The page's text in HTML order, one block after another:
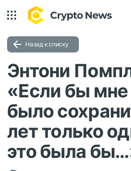
Назад к списку
Энтони
«Если бы
было
лет только
это была